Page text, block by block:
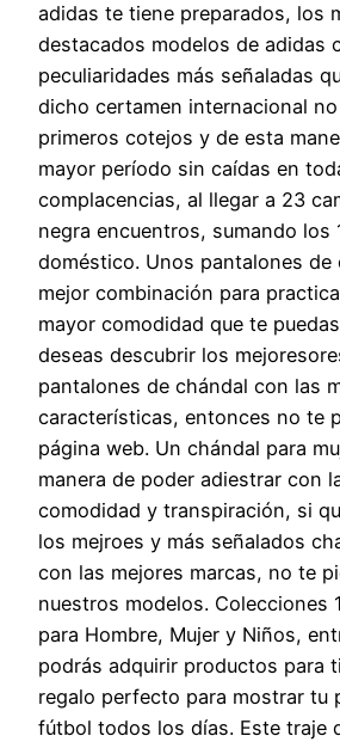
adidas te tiene preparados, los
destacados modelos de adidas
peculiaridades más señaladas
dicho certamen internacional
primeros cotejos y de esta
mayor período sin caídas en
complacencias, al llegar a 23
negra encuentros, sumando los
doméstico. Unos pantalones de
mejor combinación para
mayor comodidad que te
deseas descubrir los
pantalones de chándal con las
características, entonces no te
página web. Un chándal para
manera de poder adiestrar con
comodidad y transpiración, si
los mejroes y más señalados
con las mejores marcas, no te
nuestros modelos. Colecciones
para Hombre, Mujer y Niños,
podrás adquirir productos para
regalo perfecto para mostrar tu
fútbol todos los días. Este traje